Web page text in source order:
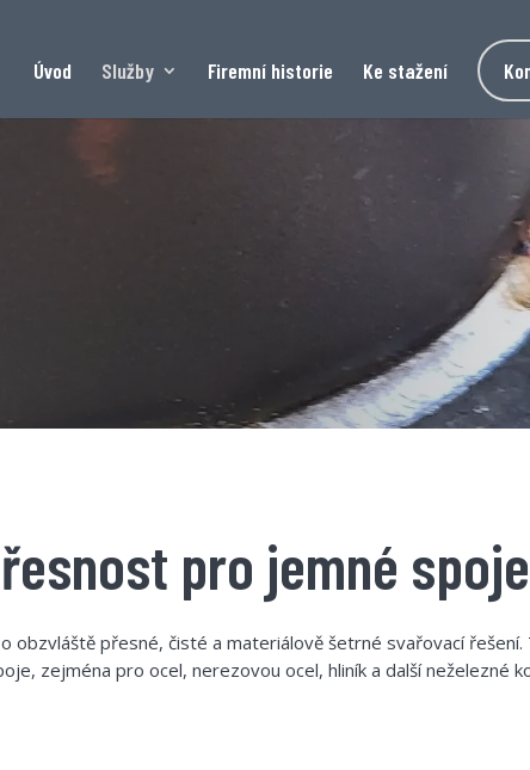
Úvod Služby Firemní historie Ke stažení
pro jemné spoje
obzvláště přesné, čisté a materiálově šetrné svařovací
zejména pro ocel, nerezovou ocel, hliník a další neželezné